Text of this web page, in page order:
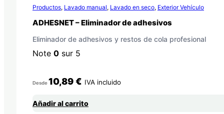
Productos, Lavado manual, Lavado en seco, Exterior Vehículo
ADHESNET – Eliminador de adhesivos
Eliminador de adhesivos y restos de cola profesional
Note 0 sur 5
Desde10,89€ IVA incluido
Añadir al carrito